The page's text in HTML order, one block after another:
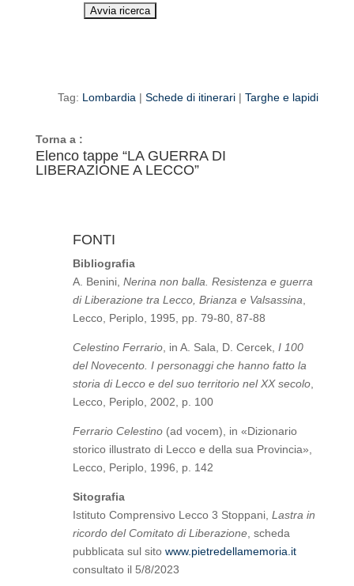
Tag: Lombardia |Schede di itinerari |Targhe e lapidi
Torna a :
Elenco tappe “LA GUERRA DI
LIBERAZIONE A LECCO”
FONTI
Bibliografia
A. Benini, Nerina non balla. Resistenza e guerra
di Liberazione tra Lecco, Brianza e Valsassina
Lecco, Periplo, 1995, pp. 79-80, 87-88
Celestino Ferrario, in A. Sala, D. Cercek, I 100
del Novecento. I personaggi che hanno fatto la
storia di Lecco e del suo territorio nel XX secolo,
Lecco, Periplo, 2002, p. 100
Ferrario Celestino(ad vocem), in «Dizionario
storico illustrato di Lecco e della sua Provincia»,
Lecco, Periplo, 1996, p. 142
Sitografia
Istituto Comprensivo Lecco 3 Stoppani, Lastra in
ricordo del Comitato di Liberazione, scheda
pubblicata sul sito www.pietredellamemoria.it
consultato il 5/8/2023